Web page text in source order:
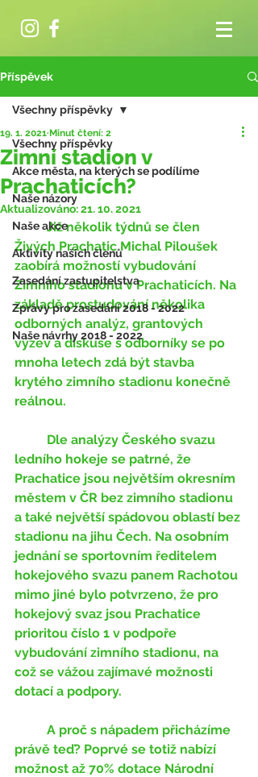
Příspěvek
Všechny příspěvky
Akce města, na kterých se podílíme
Naše názory
Naše akce
Aktivity našich členů
Zasedání zastupitelstva
Zprávy pro zasedání 2018 - 2022
Naše návrhy 2018 - 2022
Všechny příspěvky
Zimní stadion v
Prachaticích?
19. 1. 2021 Minut čtení: 2
Aktualizováno:21. 10. 2021
	Již několik týdnů se člen
Živých Prachatic Michal Piloušek
zaobírá možností vybudování
Zimního stadionu v Prachaticích. Na
základě prostudování několika
odborných analýz, grantových
výzev a diskuse s odborníky se po
mnoha letech zdá být stavba
krytého zimního stadionu konečně
reálnou.
ledního hokeje se patrné, že
Prachatice jsou největším okresním
městem v ČR bez zimního stadionu
a také největší spádovou oblastí bez
stadionu na jihu Čech. Na osobním
jednání se sportovním ředitelem
hokejového svazu panem Rachotou
mimo jiné bylo potvrzeno, že pro
hokejový svaz jsou Prachatice
prioritou číslo 1 v podpoře
vybudování zimního stadionu, na
což se vážou zajímavé možnosti
dotací a podpory.
právě teď? Poprvé se totiž nabízí
možnost až 70% dotace Národní